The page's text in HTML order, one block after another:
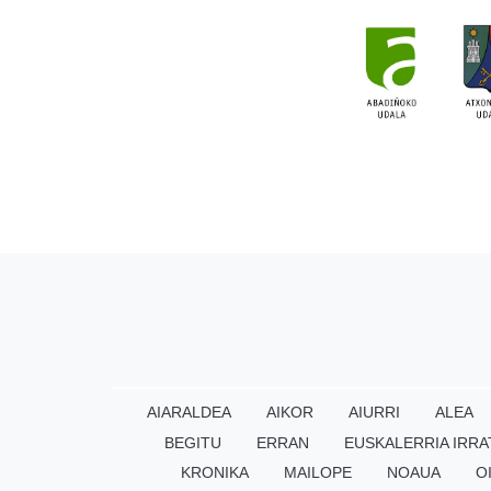
AIARALDEA AIKOR AIURRI
ALEA
BEGITU
ERRAN
EUSKALERRIA
KRONIKA
MAILOPE NOAUA